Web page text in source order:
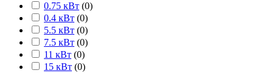
0.75 кВт (0)
0.4 кВт (0)
5.5 кВт (0)
7.5 кВт (0)
11 кВт (0)
15 кВт (0)